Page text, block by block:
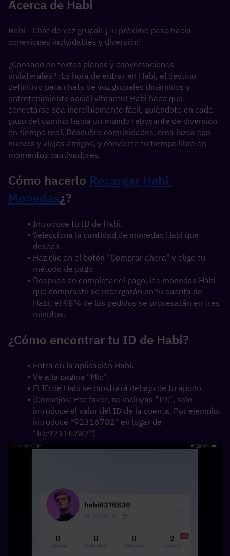
Acerca de Habi
Habi - Chat de voz grupal: ¡Tu próximo paso hacia
conexiones inolvidables y diversión!
¿Cansado de textos planos y conversaciones
unilaterales? ¡Es hora de entrar en Habi, el destino
definitivo para chats de voz grupales dinámicos y
entretenimiento social vibrante! Habi hace que
conectarse sea increíblemente fácil, guiándote en cada
paso del camino hacia un mundo rebosante de diversión
en tiempo real. Descubre comunidades, crea lazos con
nuevos y viejos amigos, y convierte tu tiempo libre en
momentos cautivadores.
Cómo hacerlo Recargar Habi
Monedas¿?
Introduce tu ID de Habi.
Selecciona la cantidad de monedas Habi que
deseas.
Haz clic en el botón "Comprar ahora" y elige tu
método de pago.
Después de completar el pago, las monedas Habi
que compraste se recargarán en tu cuenta de
Habi; el 98% de los pedidos se procesarán en tres
minutos.
¿Cómo encontrar tu ID de Habi?
Entra en la aplicación Habi.
Ve a la página "Mío".
El ID de Habi se mostrará debajo de tu apodo.
(Consejos: Por favor, no incluyas "ID:", solo
introduce el valor del ID de la cuenta. Por ejemplo,
introduce "92316782" en lugar de
"ID:92316782")